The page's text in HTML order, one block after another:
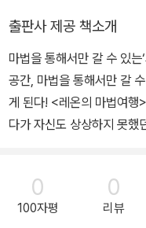
림동화집》(전10권) 《생각
출판사 제공 책소개
마법을 통해서만 갈 수 있는‘사이'로의
공간, 마법을 통해서만 갈 수 있는 저기와 여기의‘사이'로 여행을 떠나
게 된다! <레온의 마법여행>은 레온이라는 한 아이가 마술을 보러 갔
다가 자신도 상상하지 못했
사 압둘 카잠은 진짜 놀라
무엇을 보느냐가 아닌 무
한 것인지를 깨닫게 해 준다. 레온, 용기를 내어 마법의 세계로 들어가
0
100자평
0
리뷰